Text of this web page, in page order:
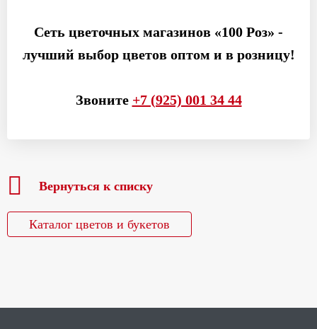
Сеть цветочных магазинов «100 Роз» -
лучший выбор цветов оптом и в розницу!
Звоните +7 (925) 001 34 44
Вернуться к списку
Каталог цветов и букетов